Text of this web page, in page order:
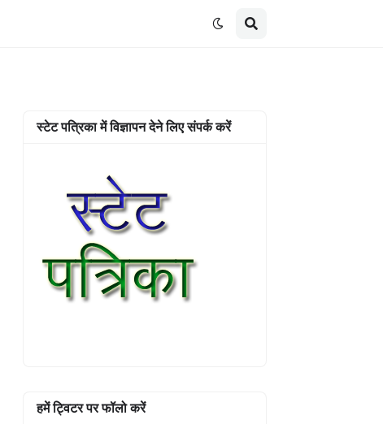
स्टेट पत्रिका में विज्ञापन देने लिए संपर्क करें
हमें ट्विटर पर फॉलो करें